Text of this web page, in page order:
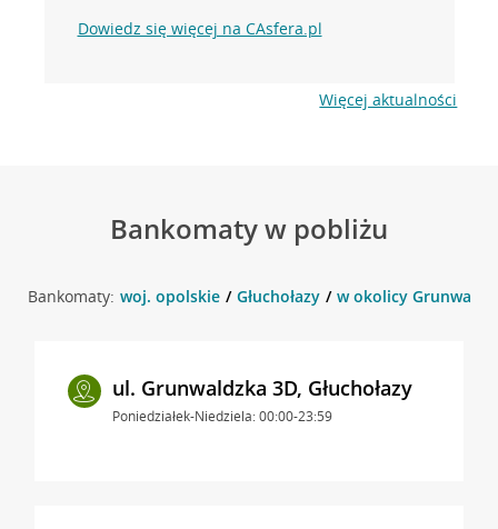
Dowiedz się więcej na CAsfera.pl
Więcej aktualności
Bankomaty w pobliżu
Bankomaty: woj. opolskie Głuchołazy w okolicy
ul. Grunwaldzka 3D, Głuchołazy
Poniedziałek-Niedziela: 00:00-23:59